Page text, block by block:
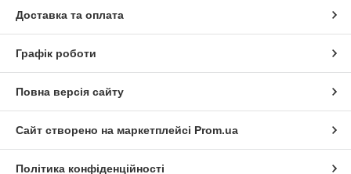
Доставка та оплата
Графік роботи
Повна версія сайту
Сайт створено на маркетплейсі Prom.ua
Політика конфіденційності